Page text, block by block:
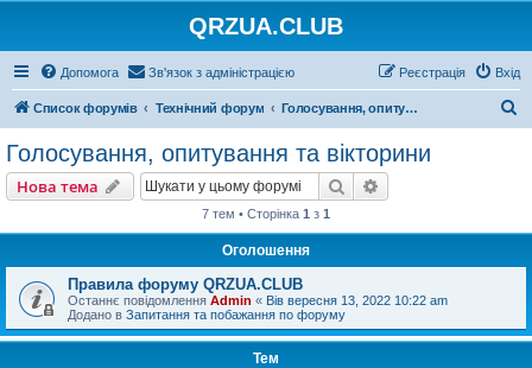
QRZUA.CLUB
Допомога Зв'язок з адміністрацією Вхід
Реєстрація
Список форумів Технічний форум Голосування, опитування та вікторини
Голосування, опитування та вікторини
Нова тема Пошук
7 тем • Сторінка 1 з 1
Оголошення
Правила форуму QRZUA.CLUB
Останнє повідомлення Admin « Вів вересня 13, 2022 10:22 am
Додано в Запитання та побажання по форуму
Тем